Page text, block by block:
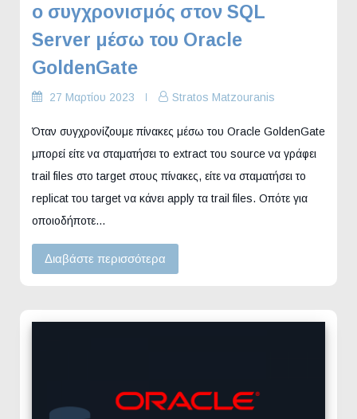
ο συγχρονισμός στον SQL
Server μέσω του Oracle
GoldenGate
27 Μαρτίου 2023 Stratos Matzouranis
Όταν συγχρονίζουμε πίνακες μέσω του Oracle GoldenGate
μπορεί είτε να σταματήσει το extract του source να γράφει
trail files στο target στους πίνακες, είτε να σταματήσει το
replicat του target να κάνει apply τα trail files. Οπότε για
οποιοδήποτε…
Διαβάστε περισσότερα